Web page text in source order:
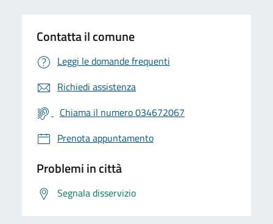
Contatta il comune
Leggi le domande frequenti
Richiedi assistenza
Chiama il numero 034672067
Prenota appuntamento
Problemi in città
Segnala disservizio